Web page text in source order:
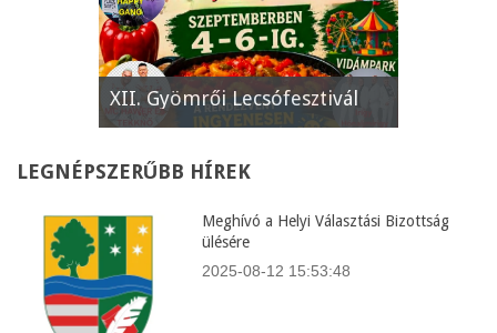
XII. Gyömrői Lecsófesztivál
LEGNÉPSZERŰBB HÍREK
Meghívó a Helyi Választási Bizottság
ülésére
2025-08-12 15:53:48